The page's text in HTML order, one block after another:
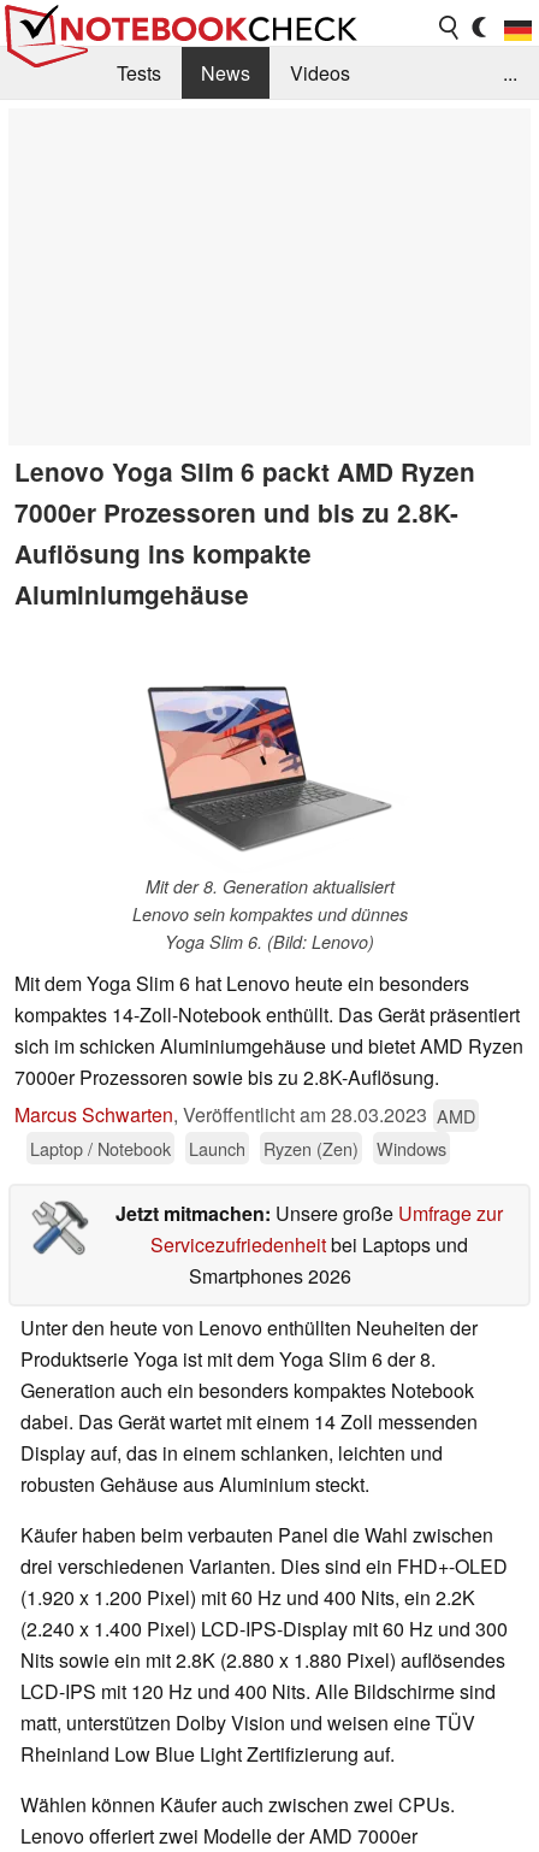
Tests News
Videos
...
Lenovo Yoga Slim 6 packt AMD Ryzen
7000er Prozessoren und bis zu 2.8K-
Auflösung ins kompakte
Aluminiumgehäuse
Mit der 8. Generation aktualisiert
Lenovo sein kompaktes und dünnes
Yoga Slim 6. (Bild: Lenovo)
Mit dem Yoga Slim 6 hat Lenovo heute ein besonders
kompaktes 14-Zoll-Notebook enthüllt. Das Gerät präsentiert
sich im schicken Aluminiumgehäuse und bietet AMD Ryzen
7000er Prozessoren sowie bis zu 2.8K-Auflösung.
Marcus Schwarten, Veröffentlicht am28.03.2023 AMD
Laptop / Notebook
Launch Ryzen (Zen) Windows
Jetzt mitmachen: Unsere große Umfrage zur
Servicezufriedenheitbei Laptops und
Smartphones 2026
Unter den heute von Lenovo enthüllten Neuheiten der
Produktserie Yoga ist mit dem Yoga Slim 6 der 8.
Generation auch ein besonders kompaktes Notebook
dabei. Das Gerät wartet mit einem 14 Zoll messenden
Display auf, das in einem schlanken, leichten und
robusten Gehäuse aus Aluminium steckt.
Käufer haben beim verbauten Panel die Wahl zwischen
drei verschiedenen Varianten. Dies sind ein FHD+-OLED
(1.920 x 1.200 Pixel) mit 60 Hz und 400 Nits, ein 2.2K
(2.240 x 1.400 Pixel) LCD-IPS-Display mit 60 Hz und 300
Nits sowie ein mit 2.8K (2.880 x 1.880 Pixel) auflösendes
LCD-IPS mit 120 Hz und 400 Nits. Alle Bildschirme sind
matt, unterstützen Dolby Vision und weisen eine TÜV
Rheinland Low Blue Light Zertifizierung auf.
Wählen können Käufer auch zwischen zwei CPUs.
Lenovo offeriert zwei Modelle der AMD 7000er